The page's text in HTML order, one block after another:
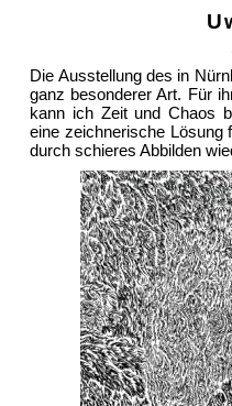
Die Ausstellung des in
ganz besonderer Art. Für
kann ich Zeit und Chaos
eine zeichnerische Lösung
durch schieres Abbilden